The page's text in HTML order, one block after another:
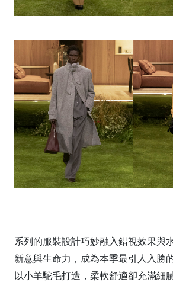
系列的服裝設計巧妙融入錯視效果與
新意與生命力，成為本季最引人入勝
以小羊駝毛打造，柔軟舒適卻充滿細